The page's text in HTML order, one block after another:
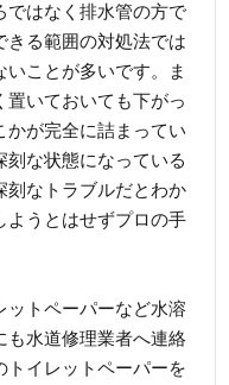
ではなく排水管の方で
きる範囲の対処法では
ことが多いです。ま
置いておいても下がっ
かが完全に詰まってい
刻な状態になっている
刻なトラブルだとわか
ようとはせずプロの手
ットペーパーなど水溶
も水道修理業者へ連絡
トイレットペーパーを